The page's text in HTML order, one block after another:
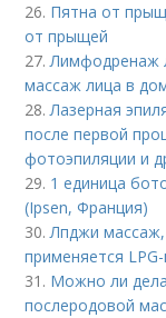
26. Пятна от
от прыщей
27.Лимфодренаж
массаж лица в
28.Лазерная
после первой
фотоэпиляции и
29. 1 единица
(Ipsen, Франция)
30.Лпджи массаж,
применяется
31. Можно ли
послеродовой